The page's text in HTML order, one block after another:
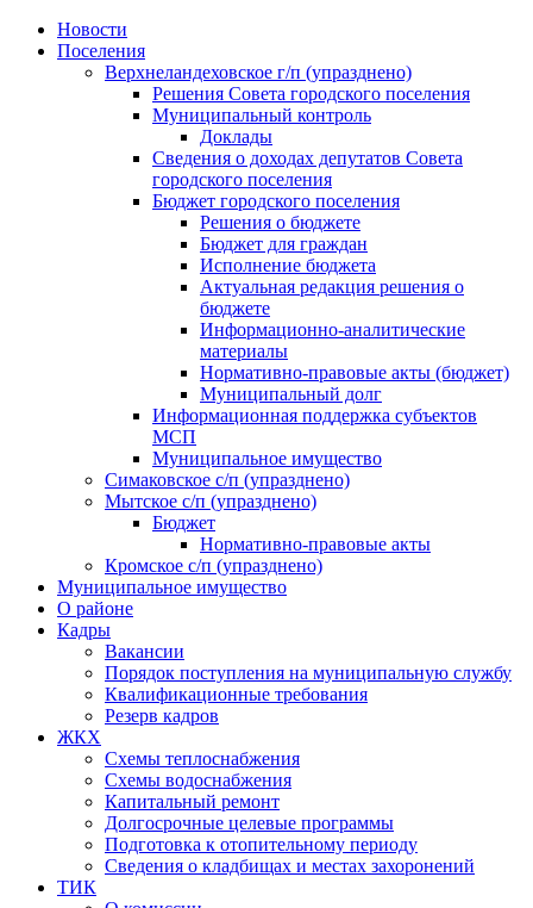
Skip
Новости
Поселения
Верхнеландеховское г/п (упразднено)
Решения Совета городского поселения
Муниципальный контроль
Доклады
Сведения о доходах депутатов Совета
городского поселения
Бюджет городского поселения
Решения о бюджете
Бюджет для граждан
Исполнение бюджета
Актуальная редакция решения о
бюджете
Информационно-аналитические
материалы
Нормативно-правовые акты (бюджет)
Муниципальный долг
Информационная поддержка субъектов
МСП
Муниципальное имущество
Симаковское с/п (упразднено)
Мытское с/п (упразднено)
Бюджет
Нормативно-правовые акты
Кромское с/п (упразднено)
Муниципальное имущество
О районе
Кадры
Вакансии
Порядок поступления на муниципальную службу
Квалификационные требования
Резерв кадров
ЖКХ
Схемы теплоснабжения
Схемы водоснабжения
Капитальный ремонт
Долгосрочные целевые программы
Подготовка к отопительному периоду
Сведения о кладбищах и местах захоронений
ТИК